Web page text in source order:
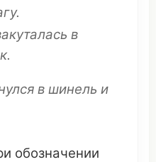
.
в
.
в шинель и
обозначении